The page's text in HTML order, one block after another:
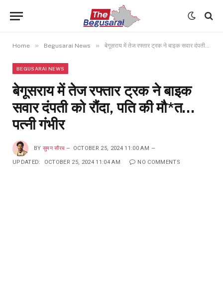
Home » Begusarai News » बेगूसराय में तेज रफ्तार ट्रक ने बाइक सवार दंपती को रौंदा, पति की मौ*त…पत्नी गंभीर
BEGUSARAI NEWS
बेगूसराय में तेज रफ्तार ट्रक ने बाइक
सवार दंपती को रौंदा, पति की मौ*त…
पत्नी गंभीर
BY सुमन सौरब OCTOBER 25, 2024 11:00 AM
UPDATED: OCTOBER 25, 2024 11:04 AM NO COMMENTS